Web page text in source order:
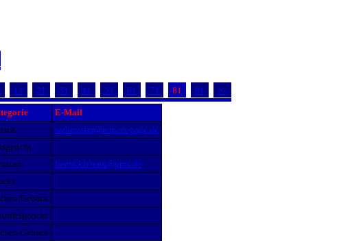
11 21 31 41 51 61 71 81 91 >>
E-Mail
webmaster@reiners-page.de
bernd.kleinen@gmx.de
Gebäck
Gebäck